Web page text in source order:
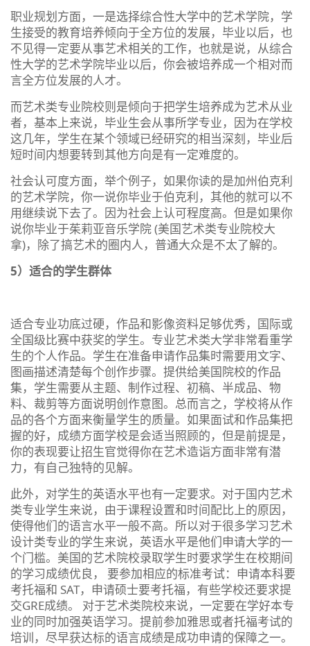
职业规划方面，一是选择综合性大学中的艺术学院，学
生接受的教育培养倾向于全方位的发展，毕业以后，也
不见得一定要从事艺术相关的工作，也就是说，从综合
性大学的艺术学院毕业以后，你会被培养成一个相对而
言全方位发展的人才。
而艺术类专业院校则是倾向于把学生培养成为艺术从业
者，基本上来说，毕业生会从事所学专业，因为在学校
这几年，学生在某个领域已经研究的相当深刻，毕业后
短时间内想要转到其他方向是有一定难度的。
社会认可度方面，举个例子，如果你读的是加州伯克利
的艺术学院，你一说你毕业于伯克利，其他的就可以不
用继续说下去了。因为社会上认可程度高。但是如果你
说你毕业于茱莉亚音乐学院 (美国艺术类专业院校大
拿)，除了搞艺术的圈内人，普通大众是不太了解的。
5）适合的学生群体
适合专业功底过硬，作品和影像资料足够优秀，国际或
全国级比赛中获奖的学生。专业艺术类大学非常看重学
生的个人作品。学生在准备申请作品集时需要用文字、
图画描述清楚每个创作步骤。提供给美国院校的作品
集，学生需要从主题、制作过程、初稿、半成品、物
料、裁剪等方面说明创作意图。总而言之，学校将从作
品的各个方面来衡量学生的质量。如果面试和作品集把
握的好，成绩方面学校是会适当照顾的，但是前提是，
你的表现要让招生官觉得你在艺术造诣方面非常有潜
力，有自己独特的见解。
此外，对学生的英语水平也有一定要求。对于国内艺术
类专业学生来说，由于课程设置和时间配比上的原因，
使得他们的语言水平一般不高。所以对于很多学习艺术
设计类专业的学生来说，英语水平是他们申请大学的一
个门槛。美国的艺术院校录取学生时要求学生在校期间
的学习成绩优良， 要参加相应的标准考试：申请本科要
考托福和 SAT，申请硕士要考托福，有些学校还要求提
交GRE成绩。 对于艺术类院校来说，一定要在学好本专
业的同时加强英语学习。提前参加雅思或者托福考试的
培训，尽早获达标的语言成绩是成功申请的保障之一。